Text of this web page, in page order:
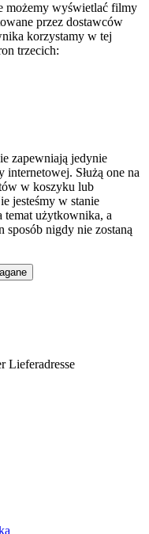
możemy wyświetlać filmy
przez dostawców
korzystamy w tej
trzecich:
zapewniają jedynie
Służą one na
w koszyku lub
jesteśmy w stanie
użytkownika, a
sposób nigdy nie zostaną
Lieferadresse